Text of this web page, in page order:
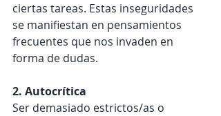
ciertas tareas. Estas inseguridades
se manifiestan en pensamientos
frecuentes que nos invaden en
forma de dudas.
2. Autocrítica
Ser demasiado estrictos/as o